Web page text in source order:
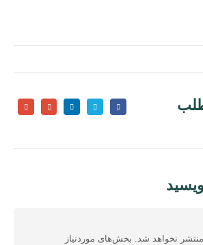
نخواهد شد. بخش‌های موردنیاز